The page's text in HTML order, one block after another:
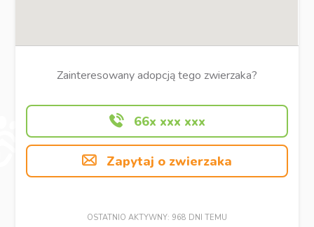
Zainteresowany adopcją tego zwierzaka?
66x xxx xxx
Zapytaj o zwierzaka
OSTATNIO AKTYWNY: 968 DNI TEMU